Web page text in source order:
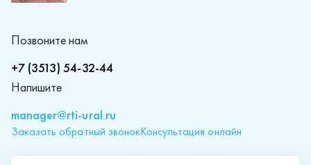
Позвоните нам
+7 (3513) 54-32-44
Напишите
manager@rti-ural.ru
Заказать обратный звонокКонсультация онлайн